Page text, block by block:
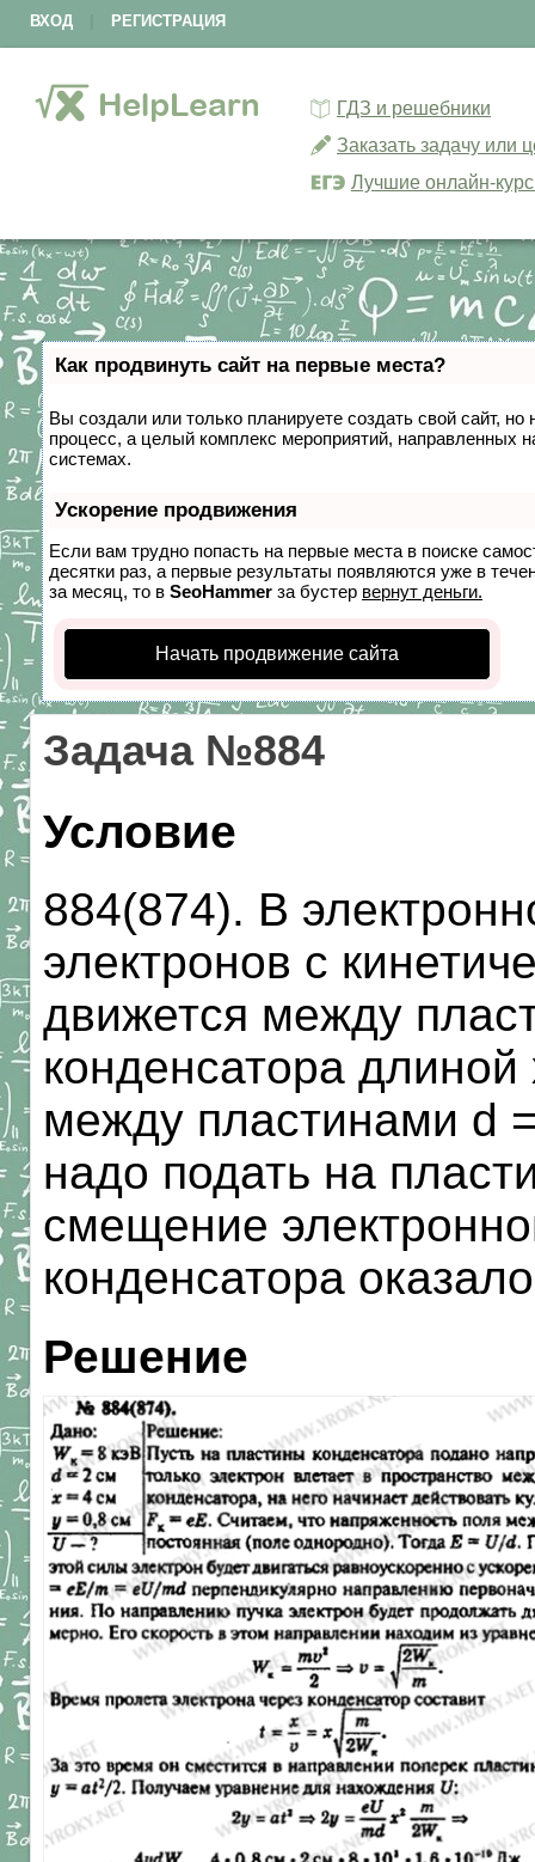
ВХОД РЕГИСТРАЦИЯ
ГДЗ и решебники
Заказать задачу или
Лучшие онлайн-
Как продвинуть сайт на первые места?
Вы создали или только планируете создать свой сайт,
процесс, а целый комплекс мероприятий, направленных
системах.
Ускорение продвижения
Если вам трудно попасть на первые места в поиске
десятки раз, а первые результаты появляются уже в
за месяц, то в SeoHammer за бустер вернут деньги.
Начать продвижение сайта
Задача №884
Условие
884(874). В
электронов с
движется между
конденсатора
между пластинами d
надо подать на
смещение
конденсатора
Решение